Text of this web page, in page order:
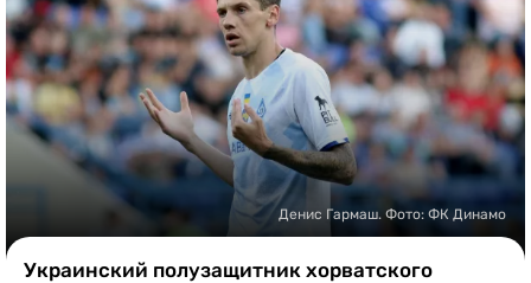
ЧЕ-2028
Букмекеры
Казино
Денис Гармаш. Фото: ФК Динамо
Украинский полузащитник хорватского